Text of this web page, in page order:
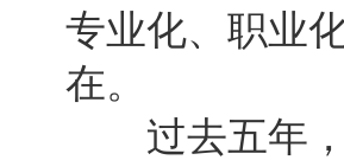
专业化、职业
在。
过去五年，